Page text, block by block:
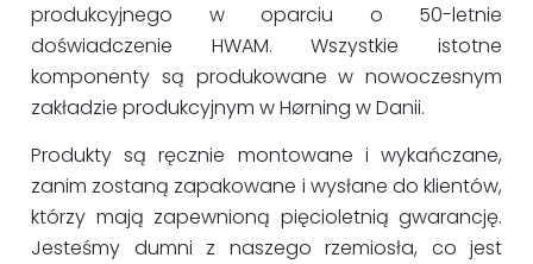
produkcyjnego w oparciu o 50-letnie
doświadczenie HWAM. Wszystkie istotne
komponenty są produkowane w nowoczesnym
zakładzie produkcyjnym w Hørning w Danii.
Produkty są ręcznie montowane i wykańczane,
zanim zostaną zapakowane i wysłane do klientów,
którzy mają zapewnioną pięcioletnią gwarancję.
Jesteśmy dumni z naszego rzemiosła, co jest